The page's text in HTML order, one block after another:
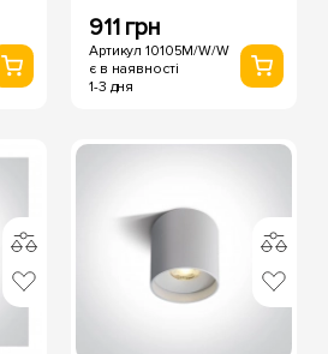
911 грн
Артикул 10105M/W/W
є в наявності
1-3 дня